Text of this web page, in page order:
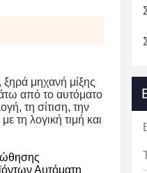
μηχανή μίξης
από το αυτόματο
τη σίτιση, την
τη λογική τιμή και
ώθησης
Αυτόματη